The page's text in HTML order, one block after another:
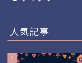
人気記事
1